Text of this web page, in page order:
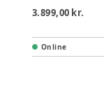
3.899,00 kr.
Online